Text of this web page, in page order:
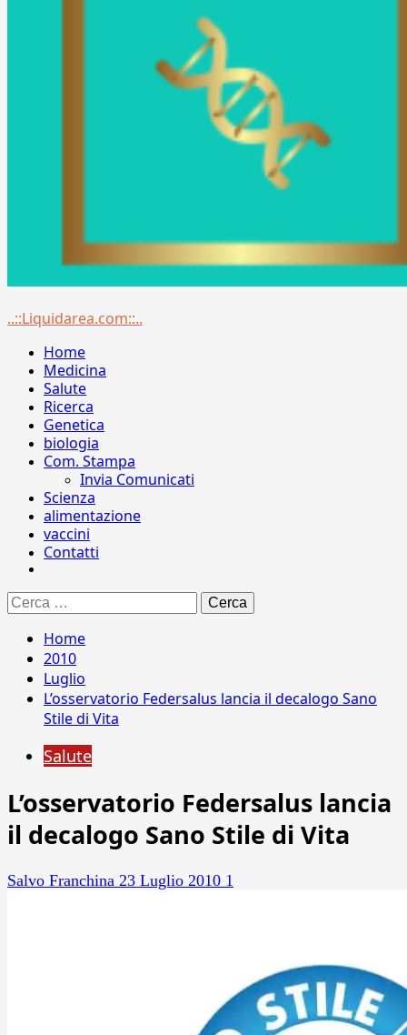
Menu
..::Liquidarea.com::..
Home
Medicina
Salute
Ricerca
Genetica
biologia
Com. Stampa
Invia Comunicati
Scienza
alimentazione
vaccini
Contatti
Ricerca
per:
Home
2010
Luglio
L’osservatorio Federsalus lancia il decalogo Sano
Stile di Vita
Salute
L’osservatorio Federsalus lancia
il decalogo Sano Stile di Vita
Salvo Franchina 23 Luglio 2010 1